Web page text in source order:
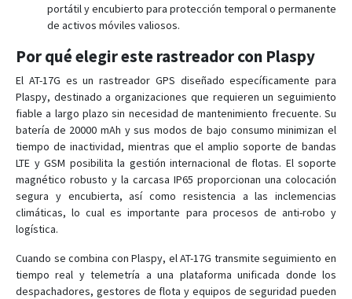
portátil y encubierto para protección temporal o permanente
de activos móviles valiosos.
Por qué elegir este rastreador con Plaspy
El AT-17G es un rastreador GPS diseñado específicamente para
Plaspy, destinado a organizaciones que requieren un seguimiento
fiable a largo plazo sin necesidad de mantenimiento frecuente. Su
batería de 20000 mAh y sus modos de bajo consumo minimizan el
tiempo de inactividad, mientras que el amplio soporte de bandas
LTE y GSM posibilita la gestión internacional de flotas. El soporte
magnético robusto y la carcasa IP65 proporcionan una colocación
segura y encubierta, así como resistencia a las inclemencias
climáticas, lo cual es importante para procesos de anti-robo y
logística.
Cuando se combina con Plaspy, el AT-17G transmite seguimiento en
tiempo real y telemetría a una plataforma unificada donde los
despachadores, gestores de flota y equipos de seguridad pueden